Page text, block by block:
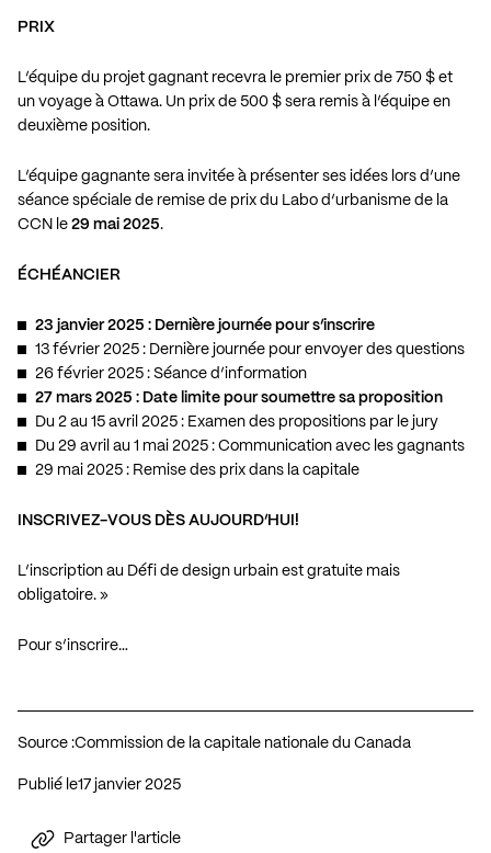
PRIX
L’équipe du projet gagnant recevra le premier prix de 750 $ et
un voyage à Ottawa. Un prix de 500 $ sera remis à l’équipe en
deuxième position.
L’équipe gagnante sera invitée à présenter ses idées lors d’une
séance spéciale de remise de prix du Labo d’urbanisme de la
CCN le 29 mai 2025.
ÉCHÉANCIER
23 janvier 2025 : Dernière journée pour s’inscrire
13 février 2025 : Dernière journée pour envoyer des questions
26 février 2025 : Séance d’information
27 mars 2025 : Date limite pour soumettre sa proposition
Du 2 au 15 avril 2025 : Examen des propositions par le jury
Du 29 avril au 1 mai 2025 : Communication avec les gagnants
29 mai 2025 : Remise des prix dans la capitale
INSCRIVEZ-VOUS DÈS AUJOURD’HUI!
L’inscription au Défi de design urbain est gratuite mais
obligatoire. »
Pour s’inscrire…
Source :Commission de la capitale nationale du Canada
Publié le 17 janvier 2025
Partager l'article